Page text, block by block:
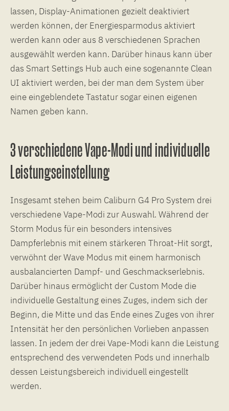
lassen, Display-Animationen gezielt deaktiviert
werden können, der Energiesparmodus aktiviert
werden kann oder aus 8 verschiedenen Sprachen
ausgewählt werden kann. Darüber hinaus kann über
das Smart Settings Hub auch eine sogenannte Clean
UI aktiviert werden, bei der man dem System über
eine eingeblendete Tastatur sogar einen eigenen
Namen geben kann.
3 verschiedene Vape-Modi und individuelle
Leistungseinstellung
Insgesamt stehen beim Caliburn G4 Pro System drei
verschiedene Vape-Modi zur Auswahl. Während der
Storm Modus für ein besonders intensives
Dampferlebnis mit einem stärkeren Throat-Hit sorgt,
verwöhnt der Wave Modus mit einem harmonisch
ausbalancierten Dampf- und Geschmackserlebnis.
Darüber hinaus ermöglicht der Custom Mode die
individuelle Gestaltung eines Zuges, indem sich der
Beginn, die Mitte und das Ende eines Zuges von ihrer
Intensität her den persönlichen Vorlieben anpassen
lassen. In jedem der drei Vape-Modi kann die Leistung
entsprechend des verwendeten Pods und innerhalb
dessen Leistungsbereich individuell eingestellt
werden.